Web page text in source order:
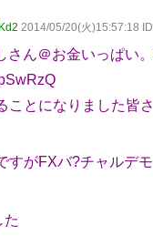
2014/05/20(火)15:57:18
さん＠お金いっぱい
ことになりました皆
すがFXバ?チャルデ
た